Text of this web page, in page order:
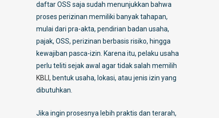
daftar OSS saja sudah menunjukkan bahwa
proses perizinan memiliki banyak tahapan,
mulai dari pra-akta, pendirian badan usaha,
pajak, OSS, perizinan berbasis risiko, hingga
kewajiban pasca-izin. Karena itu, pelaku usaha
perlu teliti sejak awal agar tidak salah memilih
KBLI, bentuk usaha, lokasi, atau jenis izin yang
dibutuhkan.
Jika ingin prosesnya lebih praktis dan terarah,